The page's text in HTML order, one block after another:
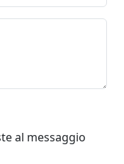
al messaggio